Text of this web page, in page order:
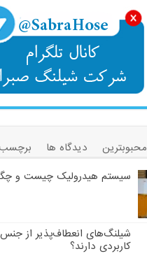
محبوبترین دیدگاه ها
سیستم هیدرولیک چیست و
شیلنگ‌های انعطاف‌پذیر از
کاربردی دارند؟